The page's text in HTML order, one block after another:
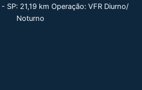
SP: 21,19 km Operação: VFR Diurno/
Noturno